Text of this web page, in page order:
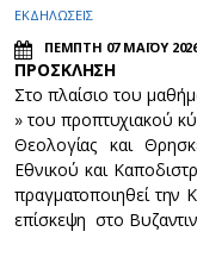
ΕΚΔΗΛΩΣΕΙΣ
ΠΕΜΠΤΗ 07 ΜΑΪΟΥ
ΠΡΟΣΚΛΗΣΗ
Στο πλαίσιο του
» του προπτυχιακού
Θεολογίας και
Εθνικού και
πραγματοποιηθεί την
επίσκεψη στο